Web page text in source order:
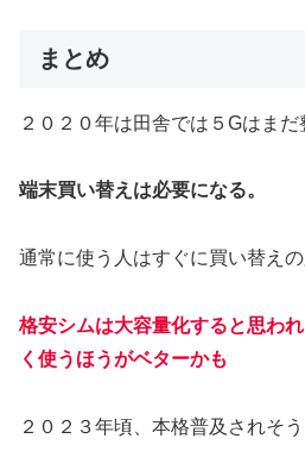
まとめ
２０２０年は田舎では５Gはまだ
端末買い替えは必要になる。
通常に使う人はすぐに買い替えの
格安シムは大容量化すると思わ
く使うほうがベターかも
２０２３年頃、本格普及されそう